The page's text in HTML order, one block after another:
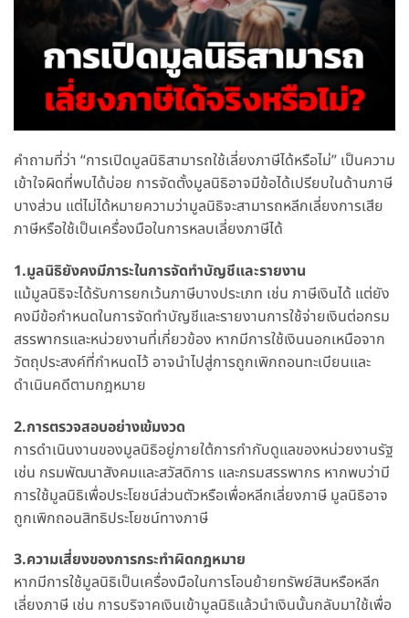
คำถามที่ว่า “การเปิดมูลนิธิสามารถใช้เลี่ยงภาษีได้หรือไม่” เป็นความ
เข้าใจผิดที่พบได้บ่อย การจัดตั้งมูลนิธิอาจมีข้อได้เปรียบในด้านภาษี
บางส่วน แต่ไม่ได้หมายความว่ามูลนิธิจะสามารถหลีกเลี่ยงการเสีย
ภาษีหรือใช้เป็นเครื่องมือในการหลบเลี่ยงภาษีได้
1.มูลนิธิยังคงมีภาระในการจัดทำบัญชีและรายงาน
แม้มูลนิธิจะได้รับการยกเว้นภาษีบางประเภท เช่น ภาษีเงินได้ แต่ยัง
คงมีข้อกำหนดในการจัดทำบัญชีและรายงานการใช้จ่ายเงินต่อกรม
สรรพากรและหน่วยงานที่เกี่ยวข้อง หากมีการใช้เงินนอกเหนือจาก
วัตถุประสงค์ที่กำหนดไว้ อาจนำไปสู่การถูกเพิกถอนทะเบียนและ
ดำเนินคดีตามกฎหมาย
2.การตรวจสอบอย่างเข้มงวด
การดำเนินงานของมูลนิธิอยู่ภายใต้การกำกับดูแลของหน่วยงานรัฐ
เช่น กรมพัฒนาสังคมและสวัสดิการ และกรมสรรพากร หากพบว่ามี
การใช้มูลนิธิเพื่อประโยชน์ส่วนตัวหรือเพื่อหลีกเลี่ยงภาษี มูลนิธิอาจ
ถูกเพิกถอนสิทธิประโยชน์ทางภาษี
3.ความเสี่ยงของการกระทำผิดกฎหมาย
หากมีการใช้มูลนิธิเป็นเครื่องมือในการโอนย้ายทรัพย์สินหรือหลีก
เลี่ยงภาษี เช่น การบริจาคเงินเข้ามูลนิธิแล้วนำเงินนั้นกลับมาใช้เพื่อ